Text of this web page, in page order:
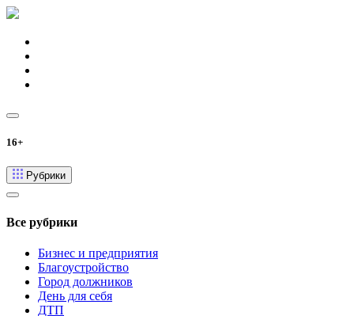
16+
Рубрики
Все рубрики
Бизнес и предприятия
Благоустройство
Город должников
День для себя
ДТП